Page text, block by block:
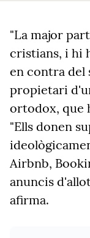
"La major
cristians, i hi
en contra del
propietari
ortodox, que
"Ells donen
Airbnb,
anuncis
afirma.